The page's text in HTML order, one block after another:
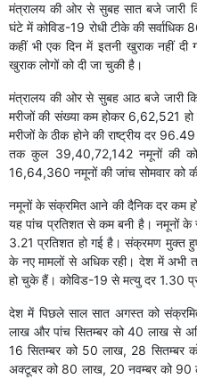
मंत्रालय की ओर से सुबह सात बजे
घंटे में कोविड-19 रोधी टीके की सर्वाधिक
कहीं भी एक दिन में इतनी खुराक नहीं
खुराक लोगों को दी जा चुकी है।
मंत्रालय की ओर से सुबह आठ बजे जारी
मरीजों की संख्या कम होकर 6,62,521
मरीजों के ठीक होने की राष्ट्रीय दर
तक कुल 39,40,72,142 नमूनों की
16,64,360 नमूनों की जांच सोमवार को
नमूनों के संक्रमित आने की दैनिक दर कम
यह पांच प्रतिशत से कम बनी है। नमूनों के
3.21 प्रतिशत हो गई है। संक्रमण मुक्त
के नए मामलों से अधिक रही। देश में
हो चुके हैं। कोविड-19 से मत्यु दर 1.30
देश में पिछले साल सात अगस्त को
लाख और पांच सितम्बर को 40 लाख से
16 सितम्बर को 50 लाख, 28
अक्टूबर को 80 लाख, 20 नवम्बर को 90